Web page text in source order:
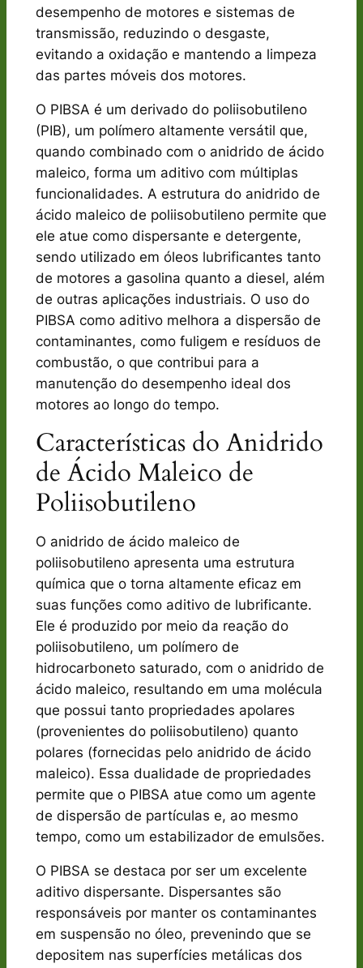
desempenho de motores e sistemas de
transmissão, reduzindo o desgaste,
evitando a oxidação e mantendo a limpeza
das partes móveis dos motores.
O PIBSA é um derivado do poliisobutileno
(PIB), um polímero altamente versátil que,
quando combinado com o anidrido de ácido
maleico, forma um aditivo com múltiplas
funcionalidades. A estrutura do anidrido de
ácido maleico de poliisobutileno permite que
ele atue como dispersante e detergente,
sendo utilizado em óleos lubrificantes tanto
de motores a gasolina quanto a diesel, além
de outras aplicações industriais. O uso do
PIBSA como aditivo melhora a dispersão de
contaminantes, como fuligem e resíduos de
combustão, o que contribui para a
manutenção do desempenho ideal dos
motores ao longo do tempo.
Características do Anidrido
de Ácido Maleico de
Poliisobutileno
O anidrido de ácido maleico de
poliisobutileno apresenta uma estrutura
química que o torna altamente eficaz em
suas funções como aditivo de lubrificante.
Ele é produzido por meio da reação do
poliisobutileno, um polímero de
hidrocarboneto saturado, com o anidrido de
ácido maleico, resultando em uma molécula
que possui tanto propriedades apolares
(provenientes do poliisobutileno) quanto
polares (fornecidas pelo anidrido de ácido
maleico). Essa dualidade de propriedades
permite que o PIBSA atue como um agente
de dispersão de partículas e, ao mesmo
tempo, como um estabilizador de emulsões.
O PIBSA se destaca por ser um excelente
aditivo dispersante. Dispersantes são
responsáveis por manter os contaminantes
em suspensão no óleo, prevenindo que se
depositem nas superfícies metálicas dos